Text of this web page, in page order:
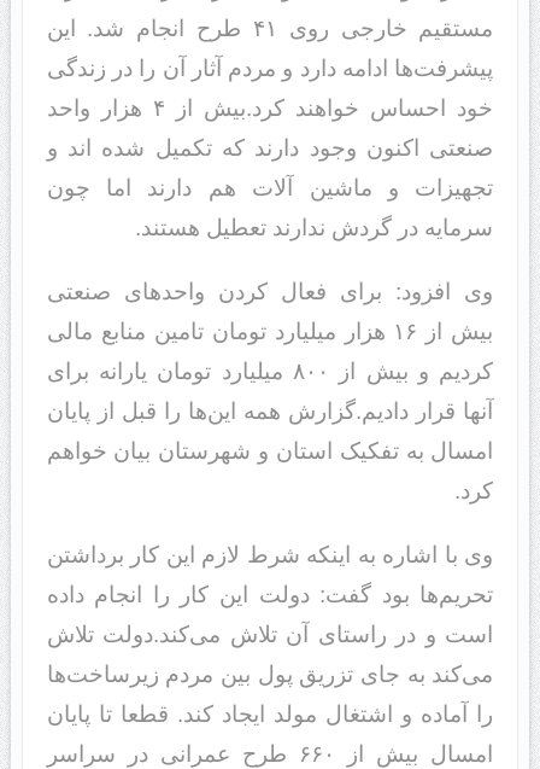
مستقیم خارجی روی ۴۱ طرح انجام شد. این
پیشرفت‌ها ادامه دارد و مردم آثار آن را در زندگی
خود احساس خواهند کرد.بیش از ۴ هزار واحد
صنعتی اکنون وجود دارند که تکمیل شده اند و
تجهیزات و ماشین آلات هم دارند اما چون
سرمایه در گردش ندارند تعطیل هستند.
وی افزود: برای فعال کردن واحدهای صنعتی
بیش از ۱۶ هزار میلیارد تومان تامین منابع مالی
کردیم و بیش از ۸۰۰ میلیارد تومان یارانه برای
آنها قرار دادیم.گزارش همه این‌ها را قبل از پایان
امسال به تفکیک استان و شهرستان بیان خواهم
کرد.
وی با اشاره به اینکه شرط لازم این کار برداشتن
تحریم‌ها بود گفت: دولت این کار را انجام داده
است و در راستای آن تلاش می‌کند.دولت تلاش
می‌کند به جای تزریق پول بین مردم زیرساخت‌ها
را آماده و اشتغال مولد ایجاد کند. قطعا تا پایان
امسال بیش از ۶۶۰ طرح عمرانی در سراسر